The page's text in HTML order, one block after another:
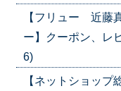
【フリュー 近藤
ー】クーポン、レ
6)
【ネットショッ